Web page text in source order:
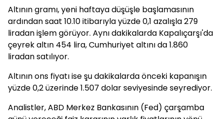
Altının gramı, yeni haftaya düşüşle başlamasının
ardından saat 10.10 itibarıyla yüzde 0,1 azalışla 279
liradan işlem görüyor. Aynı dakikalarda Kapalıçarşı'da
çeyrek altın 454 lira, Cumhuriyet altını da 1.860
liradan satılıyor.
Altının ons fiyatı ise şu dakikalarda önceki kapanışın
yüzde 0,2 üzerinde 1.507 dolar seviyesinde seyrediyor.
Analistler, ABD Merkez Bankasının (Fed) çarşamba